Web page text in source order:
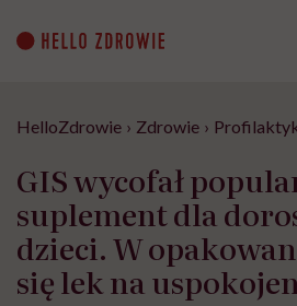
content
HelloZdrowie › Zdrowie ›
GIS wycofał
suplement dla
dzieci. W
się lek na